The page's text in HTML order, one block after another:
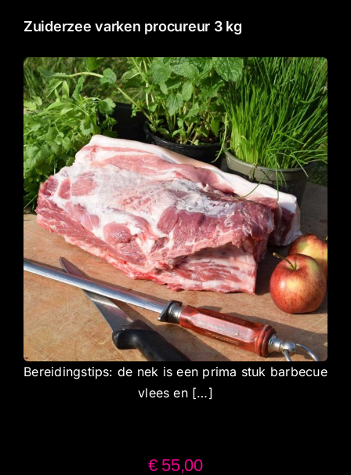
Contact
Winkelwagentje
Zuiderzee varken procureur 3 kg
Bereidingstips: de nek is een prima stuk barbecue
vlees en […]
€55,00